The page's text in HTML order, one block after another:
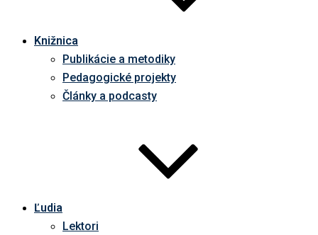
Knižnica
Publikácie a metodiky
Pedagogické projekty
Články a podcasty
Ľudia
Lektori